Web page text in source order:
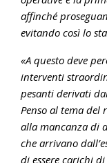
affinché
evitando così lo
«A questo deve
interventi
pesanti derivati
Penso al tema
alla mancanza di
che arrivano
di essere carichi